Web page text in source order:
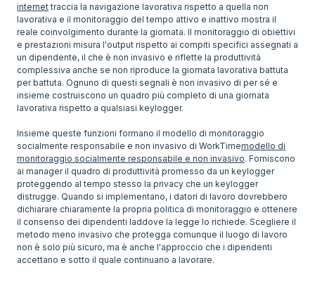
internettraccia la navigazione lavorativa rispetto a quella non
lavorativa e il monitoraggio del tempo attivo e inattivo mostra il
reale coinvolgimento durante la giornata. Il monitoraggio di obiettivi
e prestazioni misura l'output rispetto ai compiti specifici assegnati a
un dipendente, il che è non invasivo e riflette la produttività
complessiva anche se non riproduce la giornata lavorativa battuta
per battuta. Ognuno di questi segnali è non invasivo di per sé e
insieme costruiscono un quadro più completo di una giornata
lavorativa rispetto a qualsiasi keylogger.
Insieme queste funzioni formano il modello di monitoraggio
socialmente responsabile e non invasivo di WorkTimemodello di
monitoraggio socialmente responsabile e non invasivo. Forniscono
ai manager il quadro di produttività promesso da un keylogger
proteggendo al tempo stesso la privacy che un keylogger
distrugge. Quando si implementano, i datori di lavoro dovrebbero
dichiarare chiaramente la propria politica di monitoraggio e ottenere
il consenso dei dipendenti laddove la legge lo richiede. Scegliere il
metodo meno invasivo che protegga comunque il luogo di lavoro
non è solo più sicuro, ma è anche l'approccio che i dipendenti
accettano e sotto il quale continuano a lavorare.